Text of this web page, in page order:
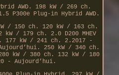
AWD. 198 kW / 269 ch.
P300e Plug-in Hybrid AWD.
/ 150 ch. 120 kW / 163 ch.
kW / 179 ch. 2.0 D200 MHEV
177 kW / 241 ch. 2.2017 -
250 kW / 340 ch.
kW / 380 ch. 132 kW / 180
- Aujourd’hui.